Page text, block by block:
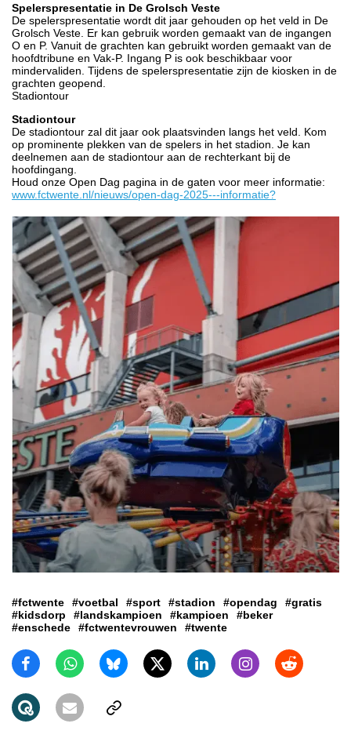
Spelerspresentatie in De Grolsch Veste
De spelerspresentatie wordt dit jaar gehouden op het veld in De
Grolsch Veste. Er kan gebruik worden gemaakt van de ingangen
O en P. Vanuit de grachten kan gebruikt worden gemaakt van de
hoofdtribune en Vak-P. Ingang P is ook beschikbaar voor
mindervaliden. Tijdens de spelerspresentatie zijn de kiosken in de
grachten geopend.
Stadiontour
Stadiontour
De stadiontour zal dit jaar ook plaatsvinden langs het veld. Kom
op prominente plekken van de spelers in het stadion. Je kan
deelnemen aan de stadiontour aan de rechterkant bij de
hoofdingang.
Houd onze Open Dag pagina in de gaten voor meer informatie:
www.fctwente.nl/nieuws/open-dag-2025---informatie?
#fctwente #voetbal #sport #stadion #opendag
#gratis
#kidsdorp
#landskampioen #kampioen
#beker
#enschede
#fctwentevrouwen #twente